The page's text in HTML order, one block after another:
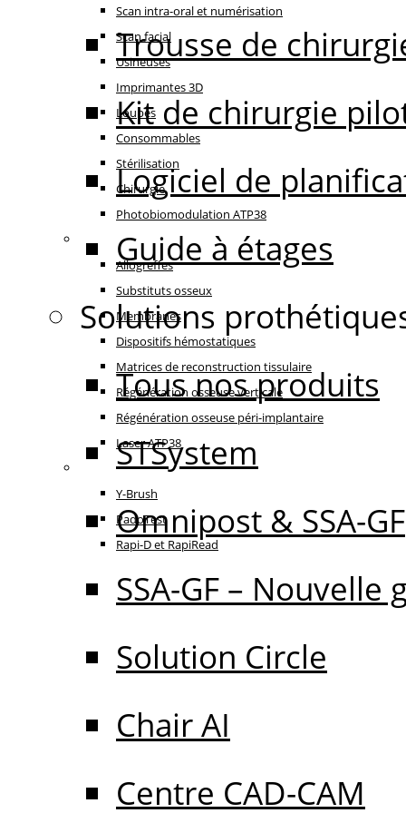
Scan intra-oral et numérisation
Scan facial
Usineuses
Imprimantes 3D
Loupes
Consommables
Stérilisation
Chirurgie
Photobiomodulation ATP38
Régénération
Allogreffes
Substituts osseux
Membranes
Dispositifs hémostatiques
Matrices de reconstruction tissulaire
Régénération osseuse verticale
Régénération osseuse péri-implantaire
Laser ATP38
Oral Care
Y-Brush
PadoTest
Rapi-D et RapiRead
Trousse de
Kit de chirurgie
Logiciel de
Guide à étages
Solutions
Tous nos produits
STSystem
Omnipost & SSA-GF
SSA-GF – Nouvelle
Solution Circle
Chair AI
Centre CAD-CAM